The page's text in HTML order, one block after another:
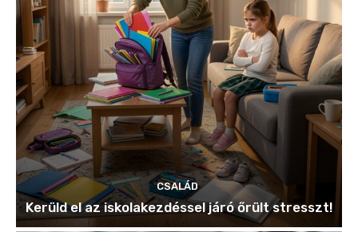
CSALÁD
Kerüld el az iskolakezdéssel járó őrült stresszt!